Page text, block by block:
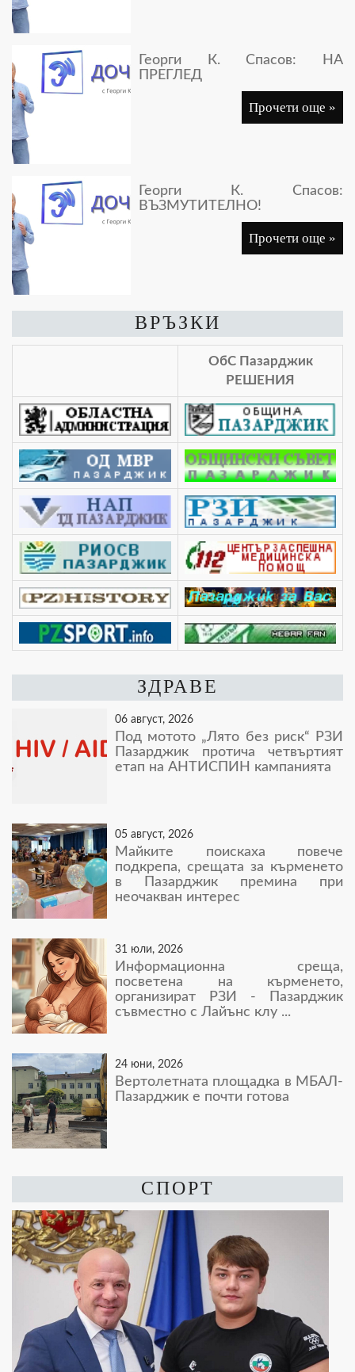
Георги К. Спасов: НА
ПРЕГЛЕД
Прочети още »
Георги К. Спасов:
ВЪЗМУТИТЕЛНО!
Прочети още »
ВРЪЗКИ
ОбС Пазарджик
РЕШЕНИЯ
ЗДРАВЕ
06 август, 2026
Под мотото „Лято без риск“ РЗИ
Пазарджик протича четвъртият
етап на АНТИСПИН кампанията
05 август, 2026
Майките поискаха повече
подкрепа, срещата за кърменето
в Пазарджик премина при
неочакван интерес
31 юли, 2026
Информационна среща,
посветена на кърменето,
организират РЗИ - Пазарджик
съвместно с Лайънс клу ...
24 юни, 2026
Вертолетната площадка в МБАЛ-
Пазарджик е почти готова
СПОРТ